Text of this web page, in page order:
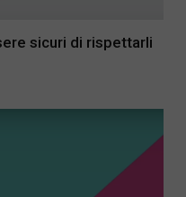
sicuri di rispettarli